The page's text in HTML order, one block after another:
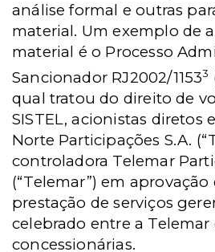
análise formal e outras
material. Um exemplo de
material é o Processo
Sancionador RJ2002/11533
qual tratou do direito de
SISTEL, acionistas diretos
Norte Participações S.A.
controladora Telemar
(“Telemar”) em
prestação de serviços
celebrado entre a Telemar
concessionárias.